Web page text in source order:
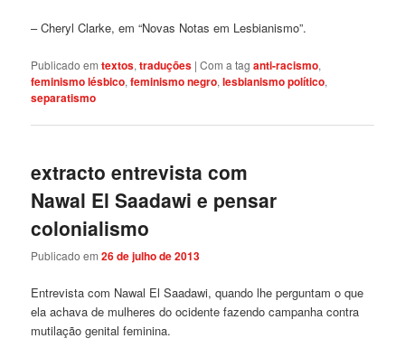
– Cheryl Clarke, em “Novas Notas em Lesbianismo”.
Publicado em textos,traduções |Com a taganti-racismo,
feminismo lésbico,feminismo negro,lesbianismo político,
separatismo
extracto entrevista com
Nawal El Saadawi e pensar
colonialismo
Publicado em26 de julho de 2013
Entrevista com Nawal El Saadawi, quando lhe perguntam o que
ela achava de mulheres do ocidente fazendo campanha contra
mutilação genital feminina.